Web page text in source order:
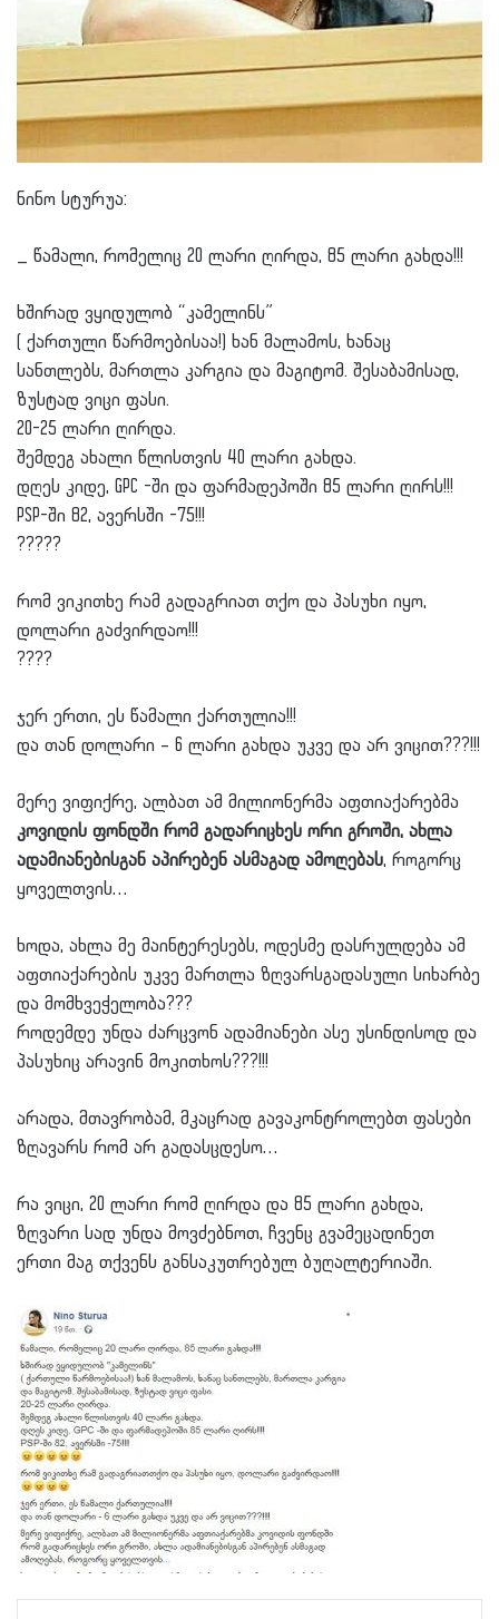
ნინო სტურუა:
_ წამალი, რომელიც 20 ლარი ღირდა, 85 ლარი გახდა!!!
ხშირად ვყიდულობ “კამელინს”
( ქართული წარმოებისაა!) ხან მალამოს, ხანაც
სანთლებს, მართლა კარგია და მაგიტომ. შესაბამისად,
ზუსტად ვიცი ფასი.
20-25 ლარი ღირდა.
შემდეგ ახალი წლისთვის 40 ლარი გახდა.
დღეს კიდე, GPC -ში და ფარმადეპოში 85 ლარი ღირს!!!
PSP-ში 82, ავერსში -75!!!
?????
რომ ვიკითხე რამ გადაგრიათ თქო და პასუხი იყო,
დოლარი გაძვირდაო!!!
????
ჯერ ერთი, ეს წამალი ქართულია!!!
და თან დოლარი – 6 ლარი გახდა უკვე და არ ვიცით???!!!
მერე ვიფიქრე, ალბათ ამ მილიონერმა აფთიაქარებმა
კოვიდის ფონდში რომ გადარიცხეს ორი გროში, ახლა
ადამიანებისგან აპირებენ ასმაგად ამოღებას, როგორც
ყოველთვის…
ხოდა, ახლა მე მაინტერესებს, ოდესმე დასრულდება ამ
აფთიაქარების უკვე მართლა ზღვარსგადასული სიხარბე
და მომხვეჭელობა???
როდემდე უნდა ძარცვონ ადამიანები ასე უსინდისოდ და
პასუხიც არავინ მოკითხოს???!!!
არადა, მთავრობამ, მკაცრად გავაკონტროლებთ ფასები
ზღავარს რომ არ გადასცდესო…
რა ვიცი, 20 ლარი რომ ღირდა და 85 ლარი გახდა,
ზღვარი სად უნდა მოვძებნოთ, ჩვენც გვამეცადინეთ
ერთი მაგ თქვენს განსაკუთრებულ ბუღალტერიაში.